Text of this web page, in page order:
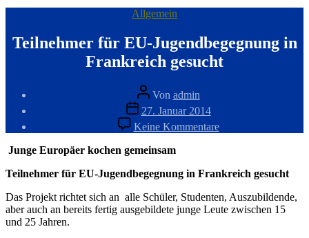
Kategorien
Allgemein
Teilnehmer für EU-Jugendbegegnung in
Frankreich gesucht
Beitragsautor
Von admin
Veröffentlichungsdatum
27. Januar 2014
Keine Kommentarezu
Teilnehmer
Jugendbegegnung
Frankreich
gesucht
Junge Europäer kochen gemeinsam
Teilnehmer für EU-Jugendbegegnung in Frankreich gesucht
Das Projekt richtet sich an alle Schüler, Studenten, Auszubildende,
aber auch an bereits fertig ausgebildete junge Leute zwischen 15
und 25 Jahren.